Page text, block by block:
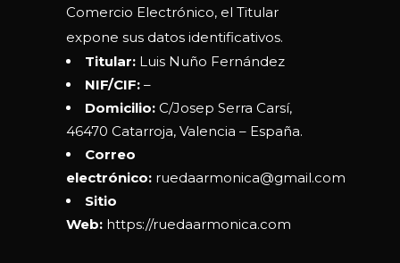
Comercio Electrónico, el Titular
expone sus datos identificativos.
Titular: Luis Nuño Fernández
NIF/CIF: –
Domicilio: C/Josep Serra Carsí,
46470 Catarroja, Valencia – España.
Correo
electrónico: ruedaarmonica@gmail.com
Sitio
Web: https://ruedaarmonica.com